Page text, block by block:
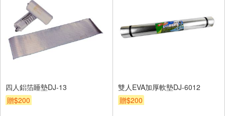
四人鋁箔睡墊DJ-13
贈$200
雙人EVA加厚軟墊DJ-6012
贈$200